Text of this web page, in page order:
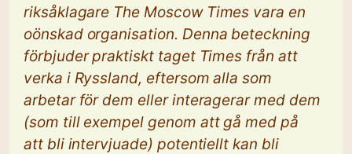
riksåklagare The Moscow Times vara en
oönskad organisation. Denna beteckning
förbjuder praktiskt taget Times från att
verka i Ryssland, eftersom alla som
arbetar för dem eller interagerar med dem
(som till exempel genom att gå med på
att bli intervjuade) potentiellt kan bli